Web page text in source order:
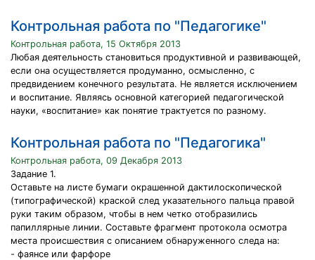
Контрольная работа по "Педагогике"
Контрольная работа, 15 Октября 2013
Любая деятельность становиться продуктивной и развивающей,
если она осуществляется продуманно, осмысленно, с
предвидением конечного результата. Не является исключением
и воспитание. Являясь основной категорией педагогической
науки, «воспитание» как понятие трактуется по разному.
Контрольная работа по "Педагогика"
Контрольная работа, 09 Декабря 2013
Задание 1.
Оставьте на листе бумаги окрашенной дактилоскопической
(типографической) краской след указательного пальца правой
руки таким образом, чтобы в нем четко отобразились
папиллярные линии. Составьте фрагмент протокола осмотра
места происшествия с описанием обнаруженного следа на:
- фаянсе или фарфоре